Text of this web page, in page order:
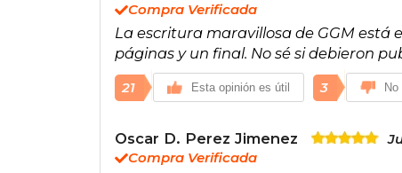
Compra Verificada
La escritura maravillosa de GGM está
páginas y un final. No sé si debieron
21 Esta opinión es útil 3 No
Oscar D. Perez Jimenez
Compra Verificada